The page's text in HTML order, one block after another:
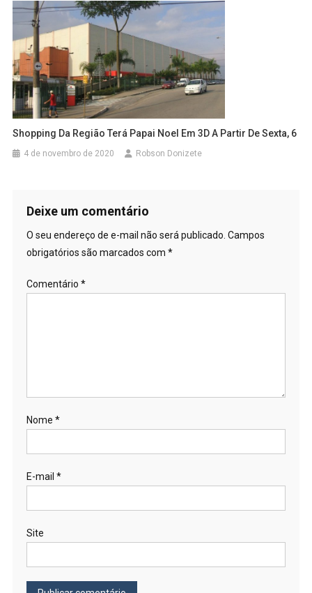
Shopping Da Região Terá Papai Noel Em 3D A Partir De Sexta, 6
4 de novembro de 2020 Robson Donizete
Deixe um comentário
O seu endereço de e-mail não será publicado. Campos
obrigatórios são marcados com *
Comentário *
Nome *
E-mail *
Site